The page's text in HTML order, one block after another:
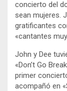
concierto del
sean mujeres.
gratificantes
«cantantes
John y Dee
«Don’t Go
primer
acompañó en